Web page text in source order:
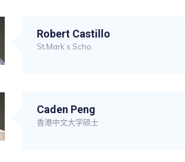
Robert Castillo
St.Mark’s Scho.
Caden Peng
香港中文大学硕士